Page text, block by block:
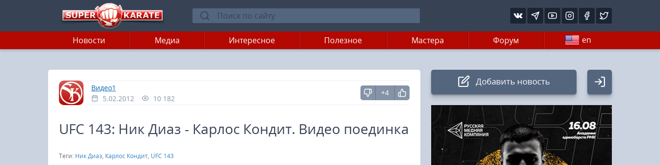
Новости Медиа Интересное Полезное Мастера Форум en
Главная
»
Видео1
5.02.2012
10 182
+4
UFC 143: Ник Диаз - Карлос Кондит. Видео поединка
Теги: Ник Диаз, Карлос Кондит, UFC 143
Добавить новость
Авторизация
Логин: